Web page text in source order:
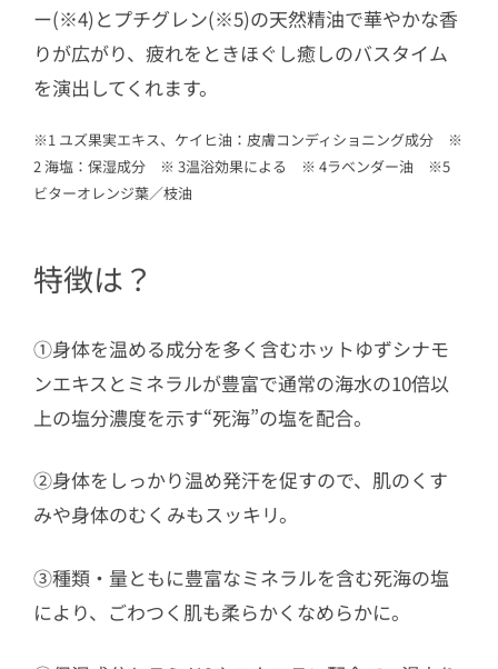
ー(※4)とプチグレン(※5)の天然精油で華やかな香
りが広がり、疲れをときほぐし癒しのバスタイム
を演出してくれます。
※1 ユズ果実エキス、ケイヒ油：皮膚コンディショニング成分 ※
2 海塩：保湿成分 ※ 3温浴効果による ※ 4ラベンダー油 ※5
ビターオレンジ葉／枝油
特徴は？
①身体を温める成分を多く含むホットゆずシナモ
ンエキスとミネラルが豊富で通常の海水の10倍以
上の塩分濃度を示す“死海”の塩を配合。
②身体をしっかり温め発汗を促すので、肌のくす
みや身体のむくみもスッキリ。
③種類・量ともに豊富なミネラルを含む死海の塩
により、ごわつく肌も柔らかくなめらかに。